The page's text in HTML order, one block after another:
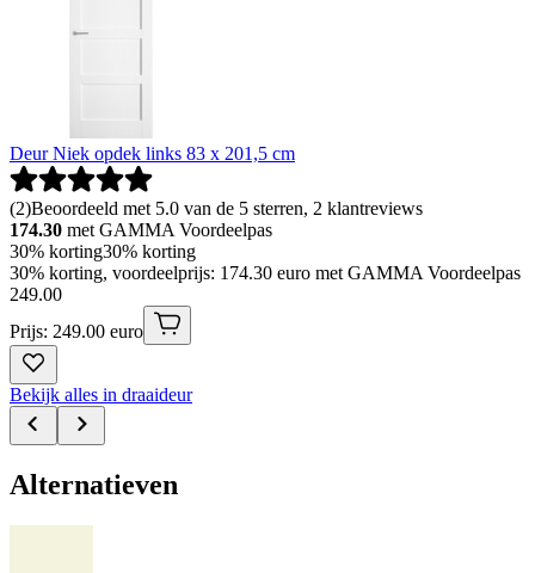
Deur Niek opdek links 83 x 201,5 cm
(2)Beoordeeld met 5.0 van de 5 sterren, 2 klantreviews
174.30 met GAMMA Voordeelpas
30% korting30% korting
30% korting, voordeelprijs: 174.30 euro met GAMMA Voordeelpas
249.00
Prijs: 249.00 euro
Bekijk alles in draaideur
Alternatieven